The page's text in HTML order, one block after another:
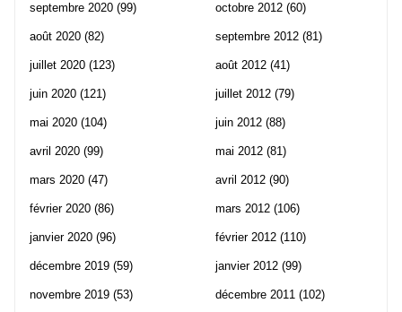
septembre 2020 (99)
août 2020 (82)
juillet 2020 (123)
juin 2020 (121)
mai 2020 (104)
avril 2020 (99)
mars 2020 (47)
février 2020 (86)
janvier 2020 (96)
décembre 2019 (59)
novembre 2019 (53)
octobre 2012 (60)
septembre 2012 (81)
août 2012 (41)
juillet 2012 (79)
juin 2012 (88)
mai 2012 (81)
avril 2012 (90)
mars 2012 (106)
février 2012 (110)
janvier 2012 (99)
décembre 2011 (102)